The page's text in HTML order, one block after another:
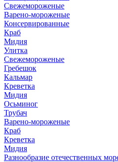
Свежемороженые
Варено-мороженые
Консервированные
Краб
Мидия
Улитка
Свежемороженые
Гребешок
Кальмар
Креветка
Мидия
Осьминог
Трубач
Варено-мороженые
Краб
Креветка
Мидия
Разнообразие отечественных